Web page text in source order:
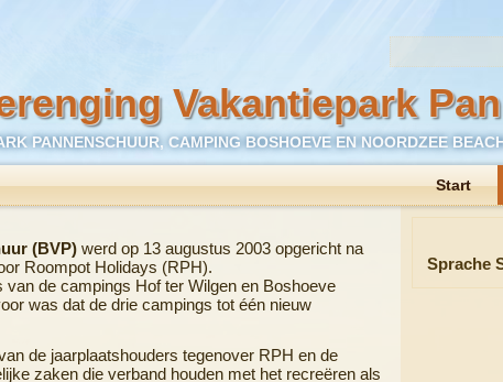
Vakantiepark
PANNENSCHUUR, CAMPING BOSHOEVE EN NOORDZEE
Start
(BVP) werd op 13 augustus 2003 opgericht na
Roompot Holidays (RPH).
de campings Hof ter Wilgen en Boshoeve
was dat de drie campings tot één nieuw
de jaarplaatshouders tegenover RPH en de
zaken die verband houden met het recreëren als
Sprache